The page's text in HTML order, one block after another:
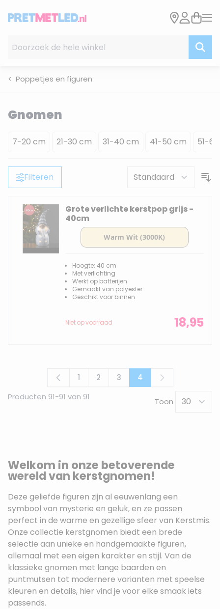
Poppetjes en figuren
Gnomen
7-20 cm 21-30 cm 31-40 cm 41-50 cm 51-
Filteren
Grote verlichte kerstpop grijs -
40cm
Hoogte: 40 cm
Met verlichting
Werkt op batterijen
Gemaakt van polyester
Geschikt voor binnen
Niet op voorraad 18,95
Producten 91-91 van 91
Pagina
1 Pagina
2 Pagina
3 U lees momenteel
4
Toon
Welkom in onze betoverende
wereld van kerstgnomen!
Deze geliefde figuren zijn al eeuwenlang een
symbool van mysterie en geluk, en ze passen
perfect in de warme en gezellige sfeer van Kerstmis.
Onze collectie kerstgnomen biedt een brede
selectie aan unieke en handgemaakte figuren,
allemaal met een eigen karakter en stijl. Van de
klassieke gnomen met lange baarden en
puntmutsen tot modernere varianten met speelse
kleuren en details, hier vind je voor elke smaak iets
passends.